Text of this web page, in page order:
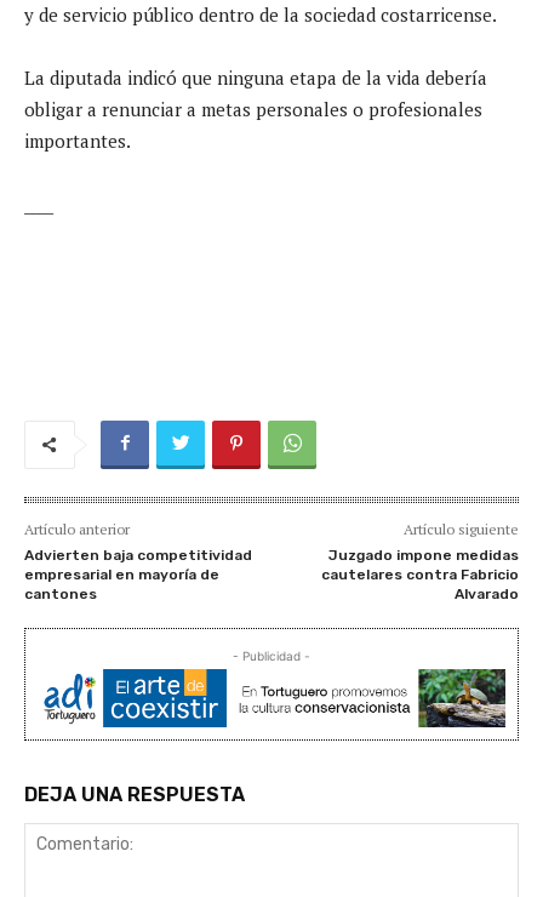
y de servicio público dentro de la sociedad costarricense.
La diputada indicó que ninguna etapa de la vida debería
obligar a renunciar a metas personales o profesionales
importantes.
Artículo anterior
Advierten baja competitividad
empresarial en mayoría de
cantones
Artículo siguiente
Juzgado impone medidas
cautelares contra Fabricio
Alvarado
- Publicidad -
DEJA UNA RESPUESTA